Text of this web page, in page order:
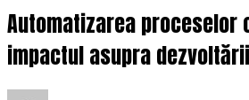
Automatizarea proceselor
impactul asupra